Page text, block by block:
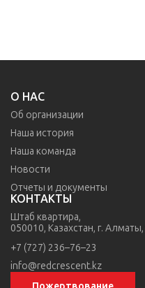
О НАС
Об организации
Наша история
Наша команда
Новости
Отчеты и документы
КОНТАКТЫ
Штаб квартира,
050010, Казахстан, г. Алматы,
+7 (727) 236–76–23
info@redcrescent.kz